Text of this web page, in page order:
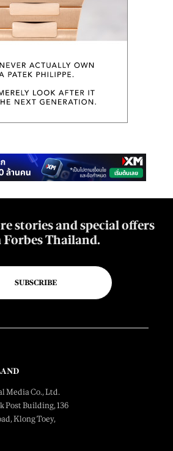
stories and special offers
Thailand.
SUBSCRIBE
Media Co., Ltd.
Post Building, 136
Klong Toey,